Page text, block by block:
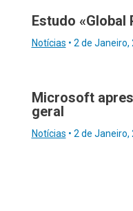
Estudo «Global
Notícias • 2 de Janeiro,
Microsoft
geral
Notícias • 2 de Janeiro,